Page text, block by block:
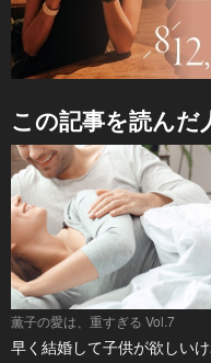
この記事を読んだ
薫子の愛は、重すぎる Vol.7
早く結婚して子供が欲しい